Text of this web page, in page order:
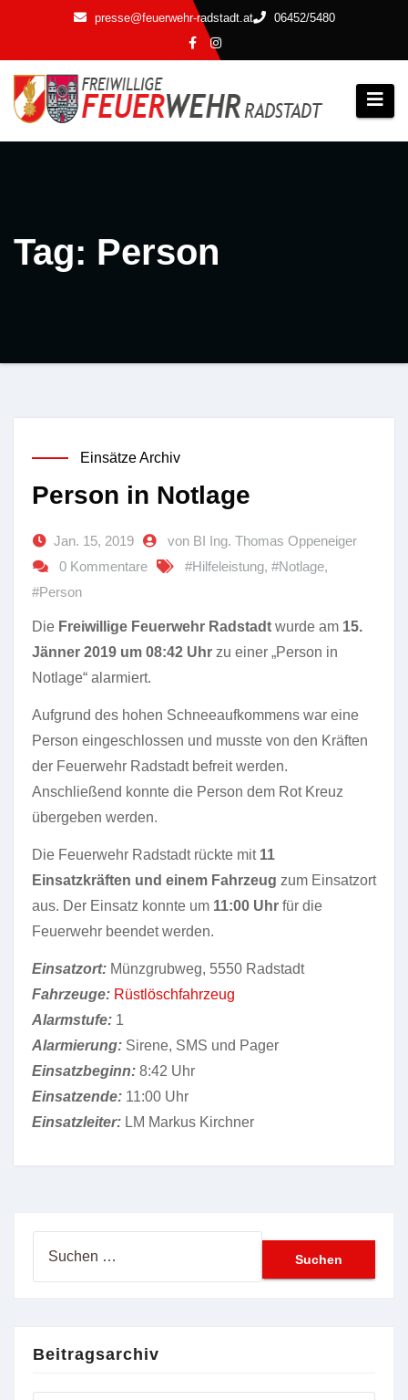
springen
presse@feuerwehr-radstadt.at 06452/5480
Tag: Person
Einsätze Archiv
Person in Notlage
Jan. 15, 2019
von BI Ing. Thomas Oppeneiger
0 Kommentare
#Hilfeleistung, #Notlage,
#Person
Die Freiwillige Feuerwehr Radstadt wurde am 15.
Jänner 2019 um 08:42 Uhr zu einer „Person in
Notlage“ alarmiert.
Aufgrund des hohen Schneeaufkommens war eine
Person eingeschlossen und musste von den Kräften
der Feuerwehr Radstadt befreit werden.
Anschließend konnte die Person dem Rot Kreuz
übergeben werden.
Die Feuerwehr Radstadt rückte mit 11
Einsatzkräften und einem Fahrzeug zum Einsatzort
aus. Der Einsatz konnte um 11:00 Uhr für die
Feuerwehr beendet werden.
Einsatzort: Münzgrubweg, 5550 Radstadt
Fahrzeuge: Rüstlöschfahrzeug
Alarmstufe: 1
Alarmierung: Sirene, SMS und Pager
Einsatzbeginn: 8:42 Uhr
Einsatzende: 11:00 Uhr
Einsatzleiter: LM Markus Kirchner
Beitragsarchiv